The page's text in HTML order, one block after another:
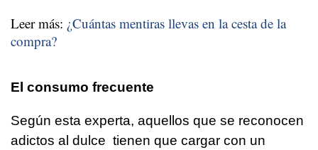
Leer más: ¿Cuántas mentiras llevas en la cesta de la
compra?
El consumo frecuente
Según esta experta, aquellos que se reconocen
adictos al dulce tienen que cargar con un